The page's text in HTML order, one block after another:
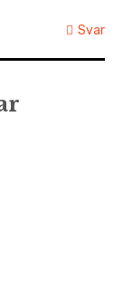
Svar